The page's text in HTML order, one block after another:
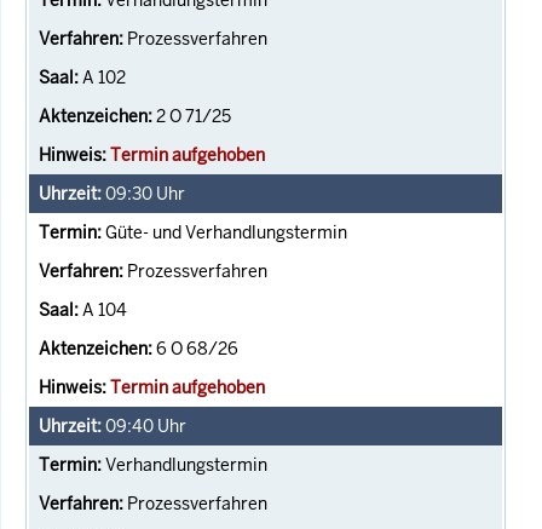
Prozessverfahren
A 102
2 O 71/25
Termin aufgehoben
09:30 Uhr
Güte- und Verhandlungstermin
Prozessverfahren
A 104
6 O 68/26
Termin aufgehoben
09:40 Uhr
Verhandlungstermin
Prozessverfahren